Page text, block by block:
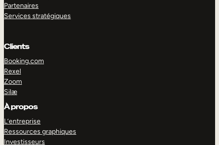
Partenaires
Services stratégiques
Clients
Booking.com
Rexel
Zoom
Silæ
À propos
L’entreprise
Ressources graphiques
Investisseurs